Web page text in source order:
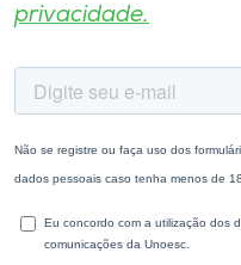
privacidade.